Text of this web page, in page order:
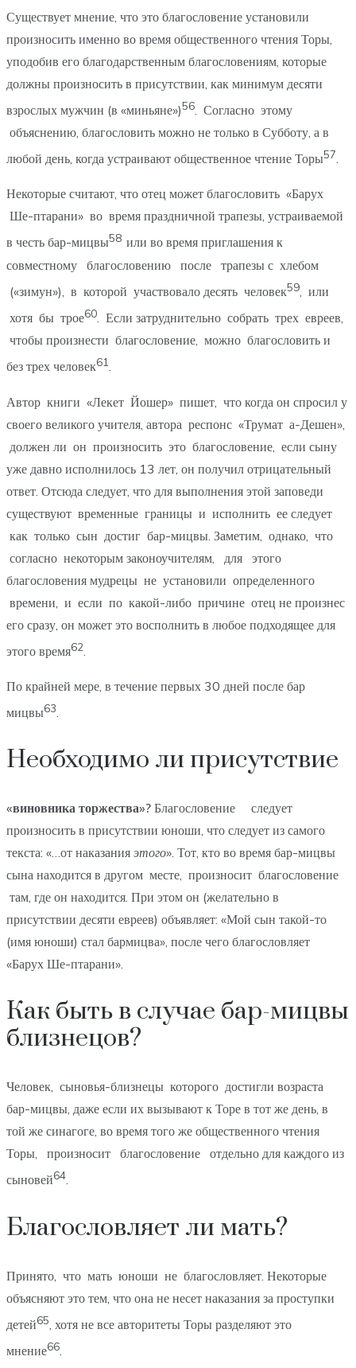
Существует мнение, что это благословение установили
произносить именно во время общественного чтения Торы,
уподобив его благодарственным благословениям, которые
должны произносить в присутствии, как минимум десяти
взрослых мужчин (в «миньяне»)56
. Согласно этому
объяснению, благословить можно не только в Субботу, а в
любой день, когда устраивают общественное чтение Торы57.
Некоторые считают, что отец может благословить «Барух
Ше-птарани» во время праздничной трапезы, устраиваемой
в честь бар-мицвы58 или во время приглашения к
совместному благословению после трапезы с хлебом
(«зимун»), в которой участвовало десять человек59
, или
хотя бы трое60. Если затруднительно собрать трех евреев,
чтобы произнести благословение, можно благословить и
без трех человек61.
Автор книги «Лекет Йошер» пишет, что когда он спросил у
своего великого учителя, автора респонс «Трумат а-Дешен»,
должен ли он произносить это благословение, если сыну
уже давно исполнилось 13 лет, он получил отрицательный
ответ. Отсюда следует, что для выполнения этой заповеди
существуют временные границы и исполнить ее следует
как только сын достиг бар-мицвы. Заметим, однако, что
согласно некоторым законоучителям, для этого
благословения мудрецы не установили определенного
времени, и если по какой-либо причине отец не произнес
его сразу, он может это восполнить в любое подходящее для
этого время62
По крайней мере, в течение первых 30 дней после бар
мицвы63.
Необходимо ли присутствие
«виновника торжества»? Благословение следует
произносить в присутствии юноши, что следует из самого
текста: «…от наказания этого». Тот, кто во время бар-мицвы
сына находится в другом месте, произносит благословение
там, где он находится. При этом он (желательно в
присутствии десяти евреев) объявляет: «Мой сын такой-то
(имя юноши) стал бармицва», после чего благословляет
«Барух Ше-птарани».
Как быть в случае бар-мицвы
близнецов?
Человек, сыновья-близнецы которого достигли возраста
бар-мицвы, даже если их вызывают к Торе в тот же день, в
той же синагоге, во время того же общественного чтения
Торы, произносит благословение отдельно для каждого из
сыновей64.
Благословляет ли мать?
Принято, что мать юноши не благословляет. Некоторые
объясняют это тем, что она не несет наказания за проступки
детей65 , хотя не все авторитеты Торы разделяют это
мнение66.